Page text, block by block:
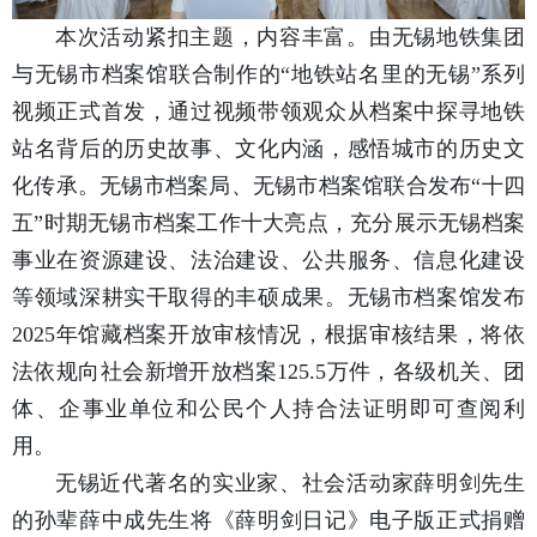
本次活动紧扣主题，内容丰富。由无锡地铁集团
与无锡市档案馆联合制作的“地铁站名里的无锡”系列
视频正式首发，通过视频带领观众从档案中探寻地铁
站名背后的历史故事、文化内涵，感悟城市的历史文
化传承。无锡市档案局、无锡市档案馆联合发布“十四
五”时期无锡市档案工作十大亮点，充分展示无锡档案
事业在资源建设、法治建设、公共服务、信息化建设
等领域深耕实干取得的丰硕成果。无锡市档案馆发布
2025年馆藏档案开放审核情况，根据审核结果，将依
法依规向社会新增开放档案125.5万件，各级机关、团
体、企事业单位和公民个人持合法证明即可查阅利
用。
无锡近代著名的实业家、社会活动家薛明剑先生
的孙辈薛中成先生将《薛明剑日记》电子版正式捐赠